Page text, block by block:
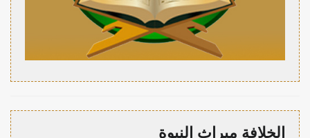
الخلافة ميراث النبوة